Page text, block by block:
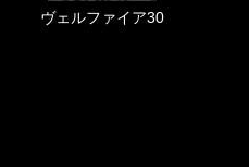
ヴェルファイア30